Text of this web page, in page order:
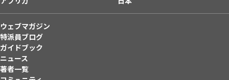
ウェブマガジン
特派員ブログ
ガイドブック
ニュース
著者一覧